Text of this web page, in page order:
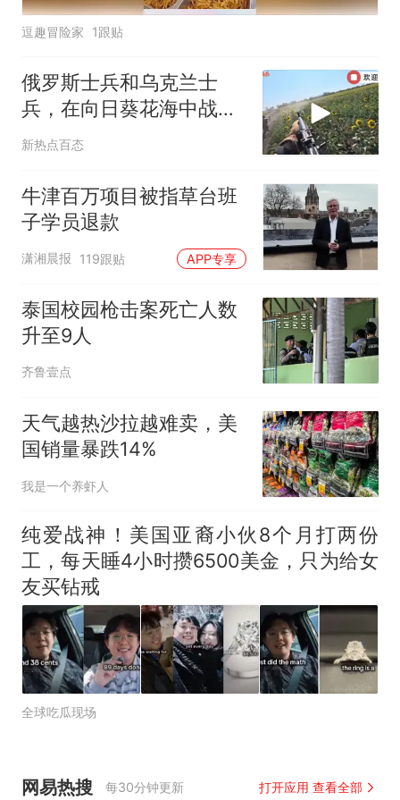
逗趣冒险家 1跟贴
俄罗斯士兵和乌克兰士
兵，在向日葵花海中战
斗，向日葵是苏联的国
新热点百态
牛津百万项目被指草台班
子学员退款
潇湘晨报 119跟贴 APP专享
泰国校园枪击案死亡人数
升至9人
齐鲁壹点
天气越热沙拉越难卖，美
国销量暴跌14%
我是一个养虾人
纯爱战神！美国亚裔小伙8个月打两份
工，每天睡4小时攒6500美金，只为给女
友买钻戒
全球吃瓜现场
网易热搜 每30分钟更新 打开应用 查看全部